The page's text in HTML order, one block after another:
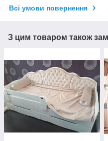
Всі умови повернення
З цим товаром також